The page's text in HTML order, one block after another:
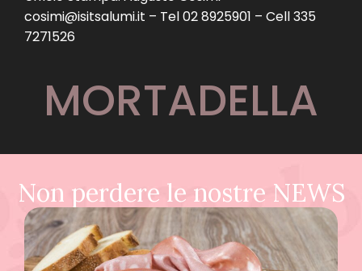
cosimi@isitsalumi.it – Tel 02 8925901 – Cell 335
7271526
MORTADELLA
Non perdere le nostre NEWS